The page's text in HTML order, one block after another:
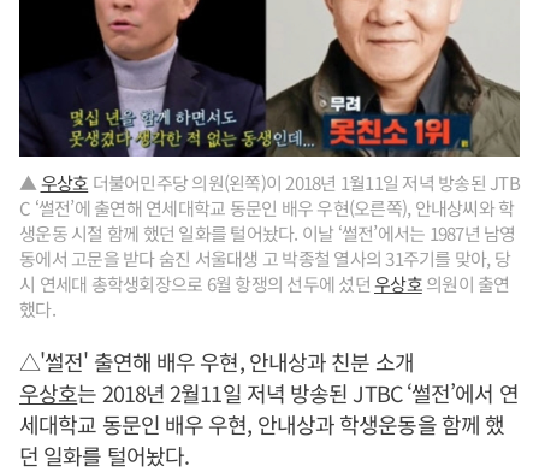
▲우상호 더불어민주당 의원(왼쪽)이 2018년 1월11일 저녁 방송된 JTB
C ‘썰전’에 출연해 연세대학교 동문인 배우 우현(오른쪽), 안내상씨와 학
생운동 시절 함께 했던 일화를 털어놨다. 이날 ‘썰전’에서는 1987년 남영
동에서 고문을 받다 숨진 서울대생 고 박종철 열사의 31주기를 맞아, 당
시 연세대 총학생회장으로 6월 항쟁의 선두에 섰던우상호의원이 출연
했다.
△'썰전' 출연해 배우 우현, 안내상과 친분 소개
우상호는 2018년 2월11일 저녁 방송된 JTBC ‘썰전’에서 연
세대학교 동문인 배우 우현, 안내상과 학생운동을 함께 했
던 일화를 털어놨다.